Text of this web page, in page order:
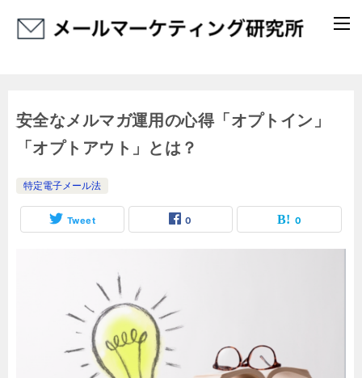
安全なメルマガ運用の心得「オプトイン」
「オプトアウト」とは？
特定電子メール法
Tweet 0 0